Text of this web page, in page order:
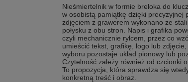
Nieśmiertelnik w formie breloka do
w osobistą pamiątkę dzięki precyzyjnej
zdjęciem z grawerem wykonano ze
połysku z obu stron. Napis i grafika
czyli mechanicznie rylcem, przez co
umieścić tekst, grafikę, logo lub
wyboru pozostaje układ pionowy lub
Czytelność zależy również od czcionki
To propozycja, która sprawdza się
konkretną treść i obraz.